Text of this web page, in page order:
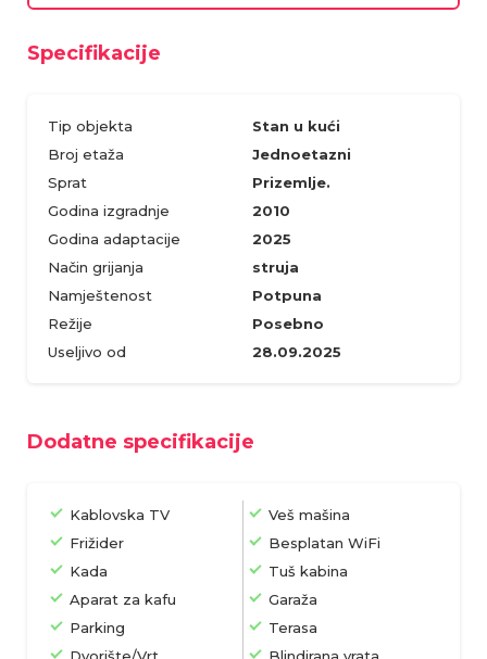
Specifikacije
Tip objekta
Stan u kući
Broj etaža
Jednoetazni
Sprat
Prizemlje.
Godina izgradnje
2010
Godina adaptacije
2025
Način grijanja
struja
Namještenost
Potpuna
Režije
Posebno
Useljivo od
28.09.2025
Dodatne specifikacije
Kablovska TV
Veš mašina
Frižider
Besplatan WiFi
Kada
Tuš kabina
Aparat za kafu
Garaža
Parking
Terasa